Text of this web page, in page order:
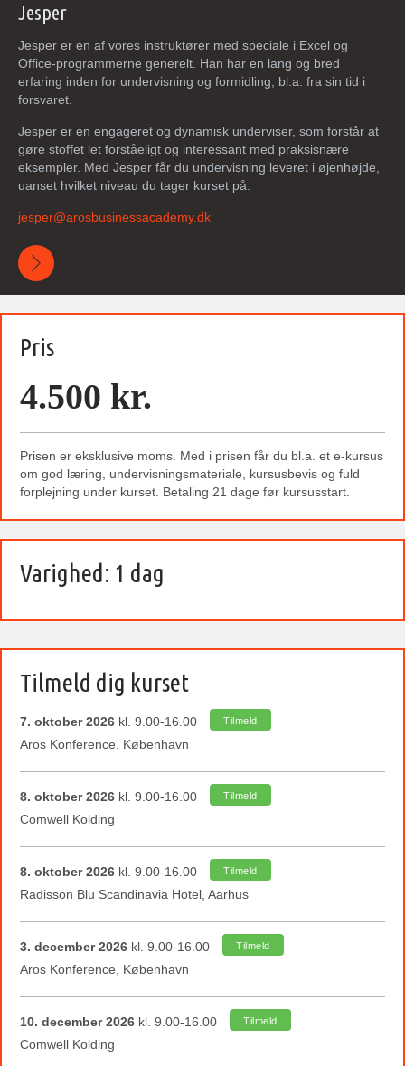
Jesper
Jesper er en af vores instruktører med speciale i Excel og
Office-programmerne generelt. Han har en lang og bred
erfaring inden for undervisning og formidling, bl.a. fra sin tid i
forsvaret.
Jesper er en engageret og dynamisk underviser, som forstår at
gøre stoffet let forståeligt og interessant med praksisnære
eksempler. Med Jesper får du undervisning leveret i øjenhøjde,
uanset hvilket niveau du tager kurset på.
jesper@arosbusinessacademy.dk
Pris
4.500 kr.
Prisen er eksklusive moms. Med i prisen får du bl.a. et e-kursus
om god læring, undervisningsmateriale, kursusbevis og fuld
forplejning under kurset. Betaling 21 dage før kursusstart.
Varighed: 1 dag
Tilmeld dig kurset
7. oktober 2026 kl. 9.00-16.00 Tilmeld
Aros Konference, København
8. oktober 2026 kl. 9.00-16.00 Tilmeld
Comwell Kolding
8. oktober 2026 kl. 9.00-16.00 Tilmeld
Radisson Blu Scandinavia Hotel, Aarhus
3. december 2026 kl. 9.00-16.00 Tilmeld
Aros Konference, København
10. december 2026 kl. 9.00-16.00 Tilmeld
Comwell Kolding